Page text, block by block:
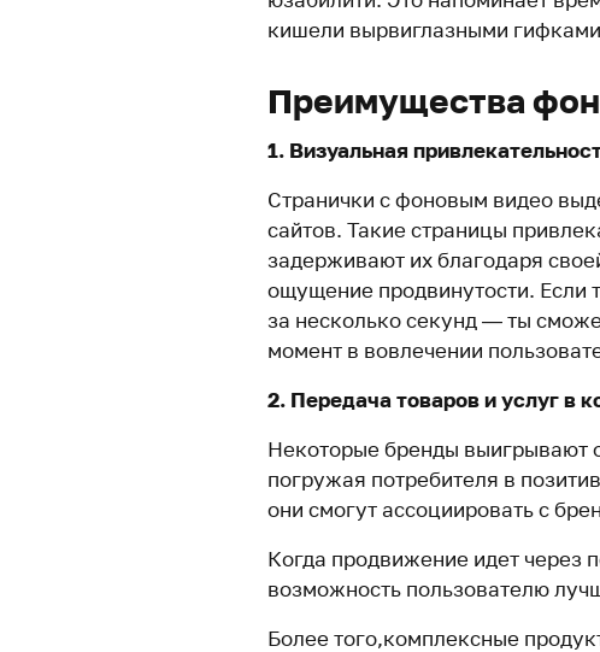
кишели вырвиглазными
Преимущества
1. Визуальная
Странички с фоновым видео
сайтов. Такие страницы
задерживают их благодаря
ощущение продвинутости. Если
за несколько секунд — ты
момент в вовлечении
2. Передача товаров и услуг в
Некоторые бренды выигрывают
погружая потребителя в
они смогут ассоциировать с
Когда продвижение идет через
возможность пользователю
Более того,комплексные